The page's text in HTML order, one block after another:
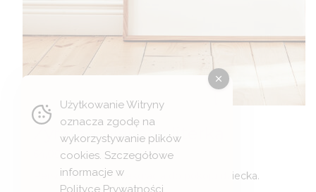
Żyrafa – plakat z literką
64,00zł–69,00zł
Zakres
Personalizowana dekoracja do pokoju dziecka.
Użytkowanie Witryny
oznacza zgodę na
wykorzystywanie plików
cookies. Szczegółowe
informacje w
Polityce Prywatności